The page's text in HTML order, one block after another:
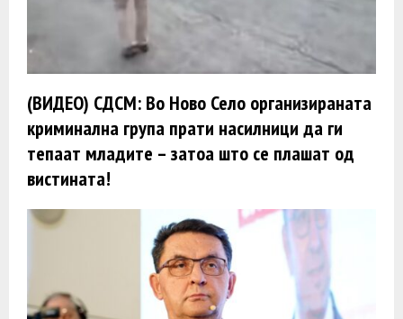
(ВИДЕО) СДСМ: Во Ново Село организираната
криминална група прати насилници да ги
тепаат младите – затоа што се плашат од
вистината!